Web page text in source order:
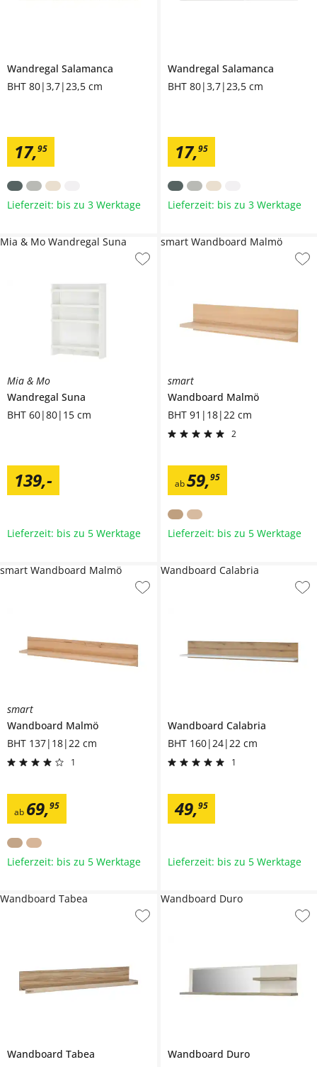
Wandregal Salamanca
BHT 80|3,7|23,5 cm
17,95
Lieferzeit: bis zu 3 Werktage
Wandregal Salamanca
BHT 80|3,7|23,5 cm
17,95
Lieferzeit: bis zu 3 Werktage
Mia & Mo
Wandregal Suna
BHT 60|80|15 cm
139,-
Mia & Mo Wandregal Suna
Lieferzeit: bis zu 5 Werktage
smart
Wandboard Malmö
BHT 91|18|22 cm
2
ab 59,95
smart Wandboard Malmö
Lieferzeit: bis zu 5 Werktage
smart
Wandboard Malmö
BHT 137|18|22 cm
1
ab 69,95
smart Wandboard Malmö
Lieferzeit: bis zu 5 Werktage
Wandboard Calabria
BHT 160|24|22 cm
1
49,95
Wandboard Calabria
Lieferzeit: bis zu 5 Werktage
Wandboard Tabea
Wandboard Tabea
Wandboard Duro
Wandboard Duro